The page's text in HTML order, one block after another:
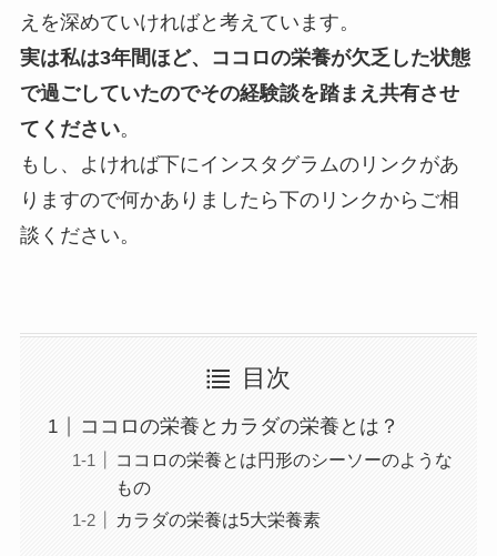
えを深めていければと考えています。
実は私は3年間ほど、ココロの栄養が欠乏した状態
で過ごしていたのでその経験談を踏まえ共有させ
てください。
もし、よければ下にインスタグラムのリンクがあ
りますので何かありましたら下のリンクからご相
談ください。
目次
ココロの栄養とカラダの栄養とは？
ココロの栄養とは円形のシーソーのような
もの
カラダの栄養は5大栄養素